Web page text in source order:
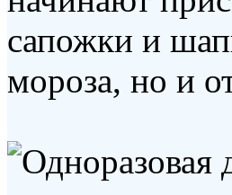
сапожки и
мороза, но и